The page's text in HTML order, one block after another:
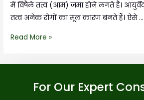
में विषैले तत्व (आम) जमा होने लगते हैं।
तत्व अनेक रोगों का मूल कारण बनते हैं। ऐसे …
Read More »
For Our Expert